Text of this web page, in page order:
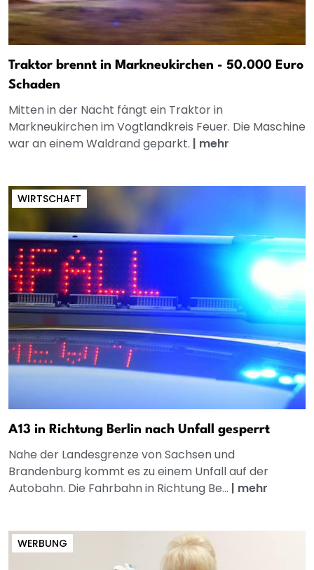
Traktor brennt in Markneukirchen - 50.000 Euro
Schaden
Mitten in der Nacht fängt ein Traktor in
Markneukirchen im Vogtlandkreis Feuer. Die Maschine
war an einem Waldrand geparkt. | mehr
WIRTSCHAFT
A13 in Richtung Berlin nach Unfall gesperrt
Nahe der Landesgrenze von Sachsen und
Brandenburg kommt es zu einem Unfall auf der
Autobahn. Die Fahrbahn in Richtung Be... | mehr
WERBUNG